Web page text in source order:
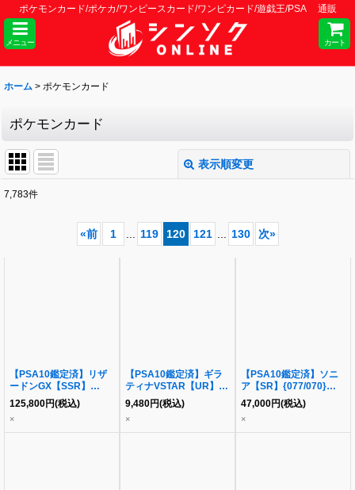
ポケモンカード/ポケカ/ワンピースカード/ワンピカード/遊戯王/PSA 通販
メニュー カート
ホーム > ポケモンカード
ポケモンカード
表示順変更
7,783件
«前 1 ... 119 120 121 ... 130 次»
【PSA10鑑定済】リザ
ードンGX【SSR】
{209/150}
125,800円(税込)
×
【PSA10鑑定済】ギラ
ティナVSTAR【UR】
{261/172}
9,480円(税込)
×
【PSA10鑑定済】ソニ
ア【SR】{077/070}
[s1a]
47,000円(税込)
×